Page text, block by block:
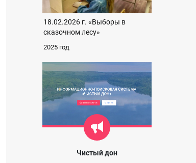
18.02.2026 г. «Выборы в
сказочном лесу»
2025 год
Чистый дон